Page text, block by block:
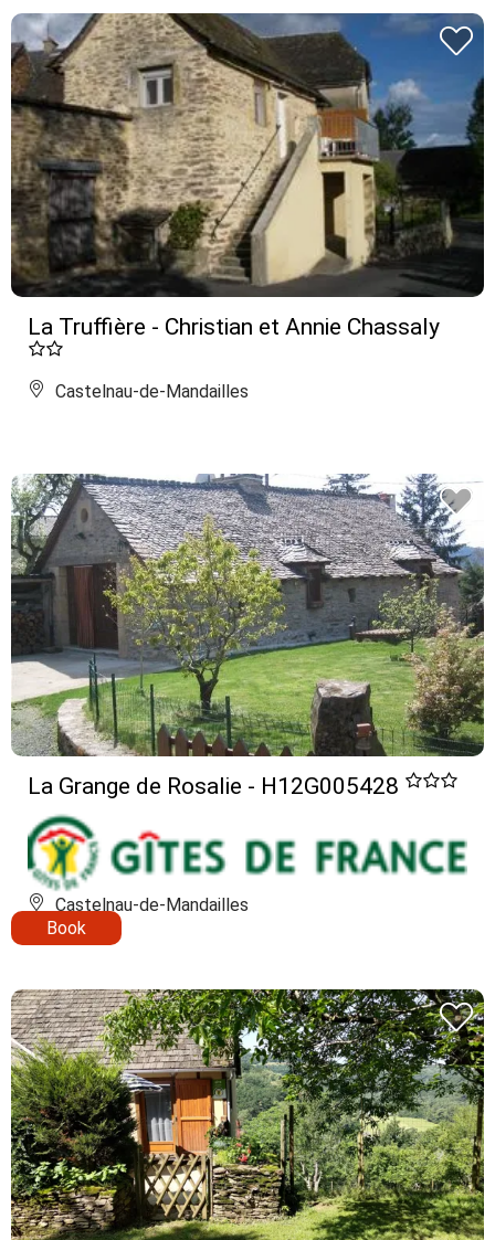
La Truffière - Christian et Annie Chassaly
Castelnau-de-Mandailles
La Grange de Rosalie - H12G005428
Castelnau-de-Mandailles
Book